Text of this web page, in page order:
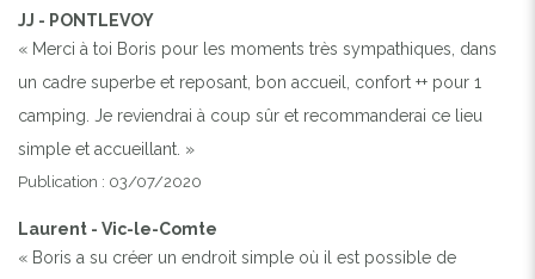
JJ - PONTLEVOY
« Merci à toi Boris pour les moments très sympathiques, dans
un cadre superbe et reposant, bon accueil, confort ++ pour 1
camping. Je reviendrai à coup sûr et recommanderai ce lieu
simple et accueillant. »
Publication : 03/07/2020
Laurent - Vic-le-Comte
« Boris a su créer un endroit simple où il est possible de